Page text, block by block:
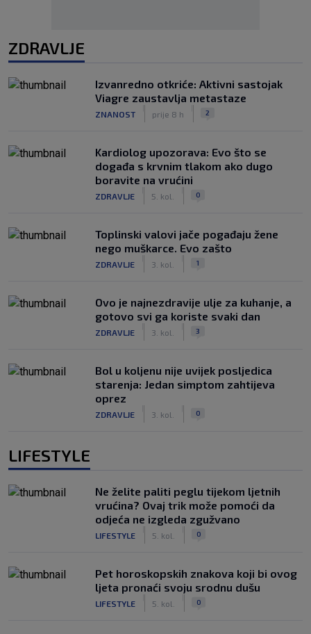
ZDRAVLJE
Izvanredno otkriće: Aktivni sastojak
Viagre zaustavlja metastaze
ZNANOST prije 8 h 2
Kardiolog upozorava: Evo što se
događa s krvnim tlakom ako dugo
boravite na vrućini
ZDRAVLJE 5. kol. 0
Toplinski valovi jače pogađaju žene
nego muškarce. Evo zašto
ZDRAVLJE 3. kol. 1
Ovo je najnezdravije ulje za kuhanje, a
gotovo svi ga koriste svaki dan
ZDRAVLJE 3. kol. 3
Bol u koljenu nije uvijek posljedica
starenja: Jedan simptom zahtijeva
oprez
ZDRAVLJE 3. kol. 0
LIFESTYLE
Ne želite paliti peglu tijekom ljetnih
vrućina? Ovaj trik može pomoći da
odjeća ne izgleda zgužvano
LIFESTYLE 5. kol. 0
Pet horoskopskih znakova koji bi ovog
ljeta pronaći svoju srodnu dušu
LIFESTYLE 5. kol. 0